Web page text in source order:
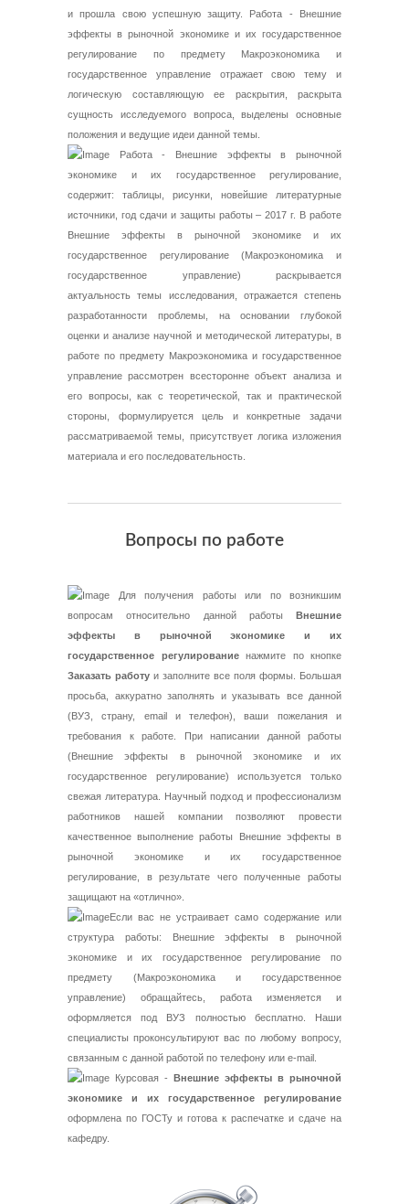
и прошла свою успешную защиту. Работа - Внешние
эффекты в рыночной экономике и их государственное
регулирование по предмету Макроэкономика и
государственное управление отражает свою тему и
логическую составляющую ее раскрытия, раскрыта
сущность исследуемого вопроса, выделены основные
положения и ведущие идеи данной темы.
Работа - Внешние эффекты в рыночной
экономике и их государственное регулирование,
содержит: таблицы, рисунки, новейшие литературные
источники, год сдачи и защиты работы – 2017 г. В работе
Внешние эффекты в рыночной экономике и их
государственное регулирование (Макроэкономика и
государственное управление) раскрывается
актуальность темы исследования, отражается степень
разработанности проблемы, на основании глубокой
оценки и анализе научной и методической литературы, в
работе по предмету Макроэкономика и государственное
управление рассмотрен всесторонне объект анализа и
его вопросы, как с теоретической, так и практической
стороны, формулируется цель и конкретные задачи
рассматриваемой темы, присутствует логика изложения
материала и его последовательность.
Вопросы по работе
Для получения работы или по возникшим
вопросам относительно данной работы Внешние
эффекты в рыночной экономике и их
государственное регулированиенажмите по кнопке
Заказать работу и заполните все поля формы. Большая
просьба, аккуратно заполнять и указывать все данной
(ВУЗ, страну, email и телефон), ваши пожелания и
требования к работе. При написании данной работы
(Внешние эффекты в рыночной экономике и их
государственное регулирование) используется только
свежая литература. Научный подход и профессионализм
работников нашей компании позволяют провести
качественное выполнение работы Внешние эффекты в
рыночной экономике и их государственное
регулирование, в результате чего полученные работы
защищают на «отлично».
Если вас не устраивает само содержание или
структура работы: Внешние эффекты в рыночной
экономике и их государственное регулирование по
предмету (Макроэкономика и государственное
управление) обращайтесь, работа изменяется и
оформляется под ВУЗ полностью бесплатно. Наши
специалисты проконсультируют вас по любому вопросу,
связанным с данной работой по телефону или e-mail.
Курсовая - Внешние эффекты в рыночной
экономике и их государственное регулирование
оформлена по ГОСТу и готова к распечатке и сдаче на
кафедру.